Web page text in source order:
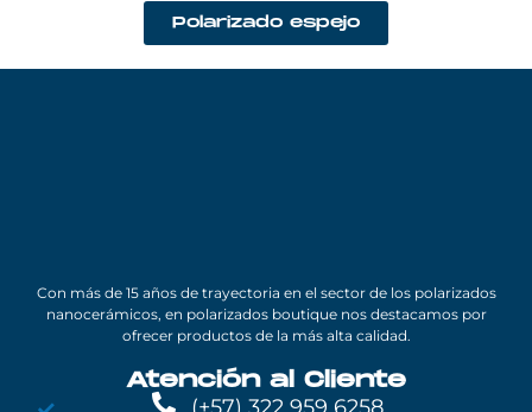
Polarizado espejo
Con más de 15 años de trayectoria en el sector de los polarizados
nanocerámicos, en polarizados boutique nos destacamos por
ofrecer productos de la más alta calidad.
Atención al Cliente